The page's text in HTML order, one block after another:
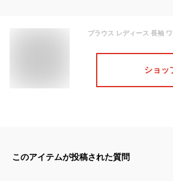
ショッ
このアイテムが投稿された質問